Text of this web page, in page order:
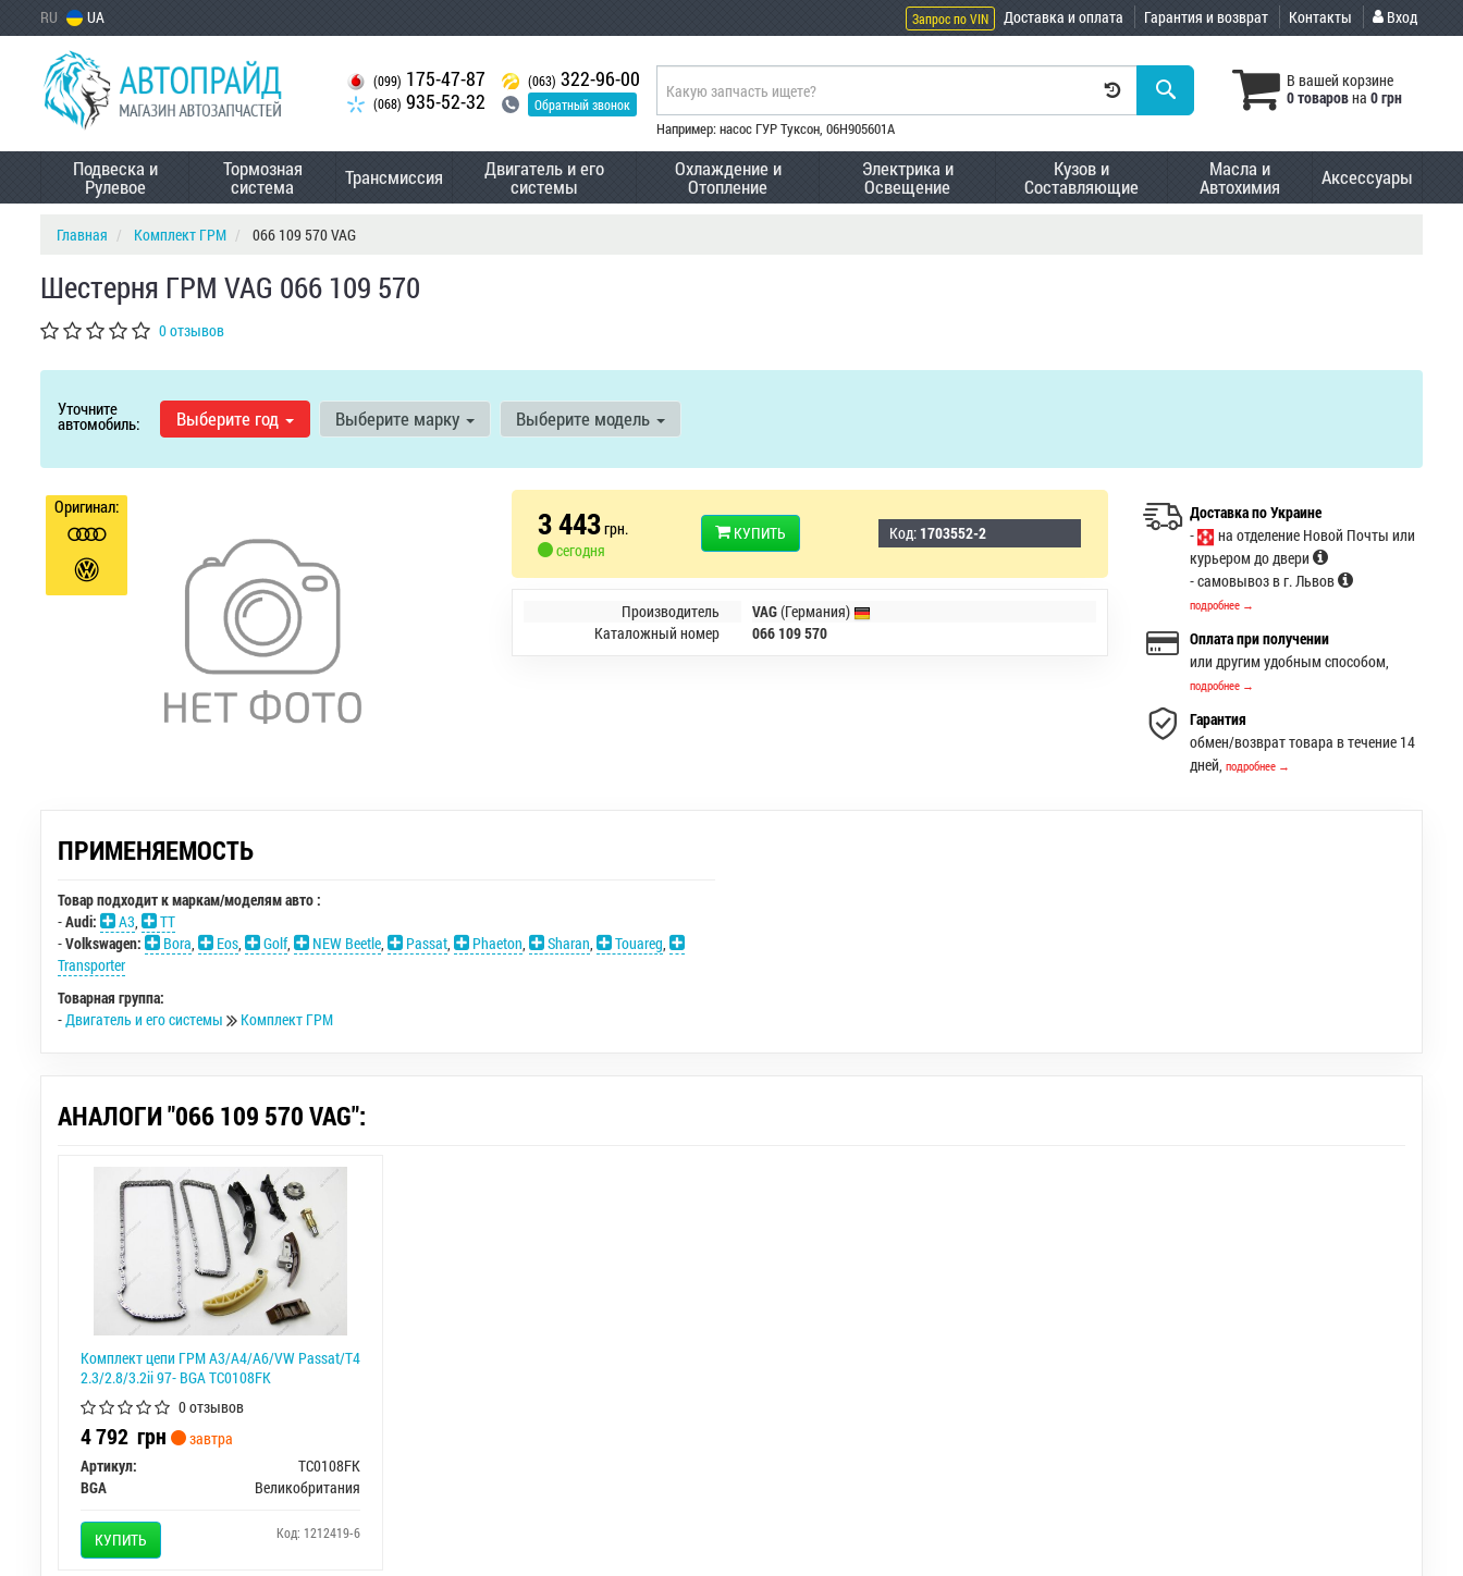
RU UA Запрос по VIN Доставка и оплата Гарантия и возврат Контакты Вход
(099) 175-47-87
(068) 935-52-32
(063) 322-96-00
Обратный звонок
В вашей корзине
0 товаровна 0 грн
Например: насос ГУР Туксон, 06H905601A
Подвеска и
Рулевое
Тормозная
система Трансмиссия Двигатель и его
системы
Охлаждение и
Отопление
Электрика и
Освещение
Кузов и
Составляющие
Масла и
Автохимия Аксессуары
Главная Комплект ГРМ 066 109 570 VAG
Шестерня ГРМ VAG 066 109 570
0 отзывов
Уточните
автомобиль: Выберите год Выберите марку Выберите модель
Оригинал: 3 443грн.
сегодня
КУПИТЬ Код: 1703552-2
Производитель VAG(Германия)
Каталожный номер
066 109 570
Доставка по Украине
-
на отделение Новой Почты или
курьером до двери
- самовывоз в г. Львов
подробнее →
Оплата при получении
или другим удобным способом,
подробнее →
Гарантия
обмен/возврат товара в течение 14
дней,подробнее →
ПРИМЕНЯЕМОСТЬ
Товар подходит к маркам/моделям авто :
-Audi: A3,
TT
-Volkswagen: Bora, Eos, Golf, NEW Beetle, Passat, Phaeton, Sharan, Touareg,
Transporter
Товарная группа:
-Двигатель и его системы Комплект ГРМ
АНАЛОГИ "066 109 570 VAG":
Комплект цепи ГРМ A3/A4/A6/VW Passat/T4
2.3/2.8/3.2ii 97- BGA TC0108FK
0 отзывов
4 792 грн
завтра
Артикул:
TC0108FK
BGA
Великобритания
КУПИТЬ Код: 1212419-6